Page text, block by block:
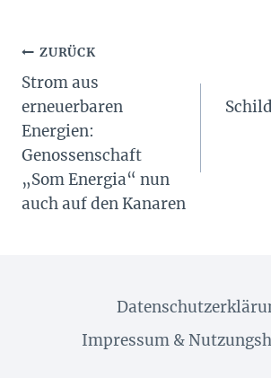
Beitragsnavigation
ZURÜCK
Strom aus
erneuerbaren
Energien:
Genossenschaft
„Som Energia“ nun
auch auf den Kanaren
Impressum &